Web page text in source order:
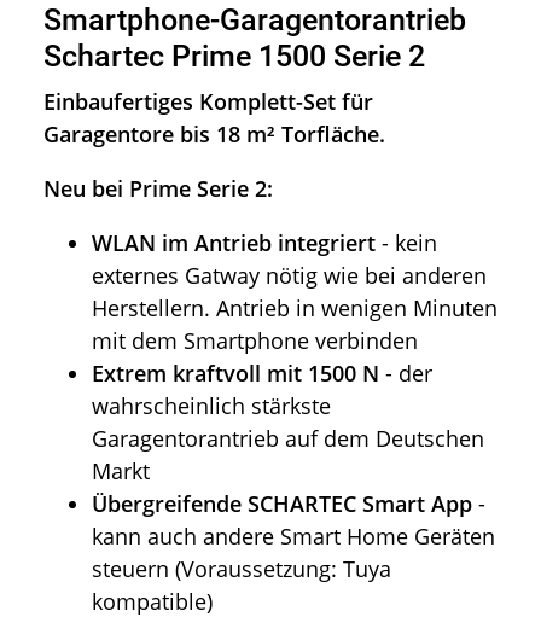
Smartphone-Garagentorantrieb
Schartec Prime 1500 Serie 2
Einbaufertiges Komplett-Set für
Garagentore bis 18 m² Torfläche.
Neu bei Prime Serie 2:
WLAN im Antrieb integriert - kein
externes Gatway nötig wie bei anderen
Herstellern. Antrieb in wenigen Minuten
mit dem Smartphone verbinden
Extrem kraftvoll mit 1500 N - der
wahrscheinlich stärkste
Garagentorantrieb auf dem Deutschen
Markt
Übergreifende SCHARTEC Smart App -
kann auch andere Smart Home Geräten
steuern (Voraussetzung: Tuya
kompatible)